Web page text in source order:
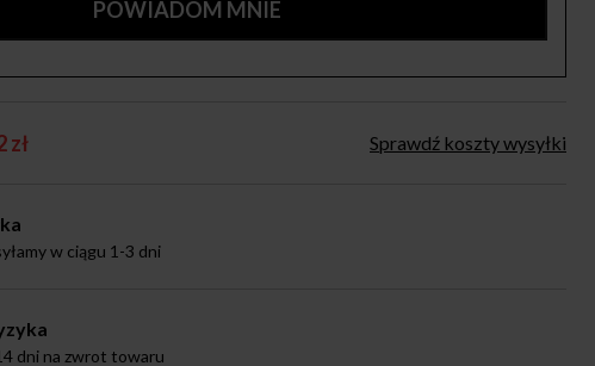
zł Sprawdź koszty wysyłki
w ciągu 1-3 dni
dni na zwrot towaru